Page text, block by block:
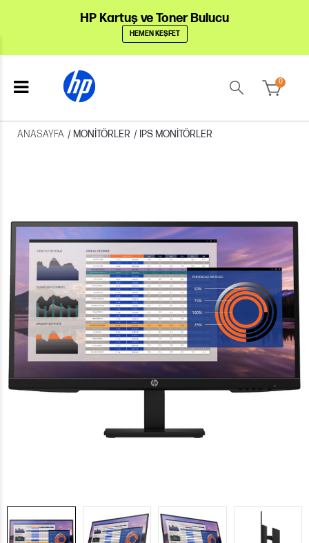
HP Kartuş ve Toner Bulucu
HEMEN KEŞFET
0
ANASAYFA / MONITÖRLER / IPS MONITÖRLER